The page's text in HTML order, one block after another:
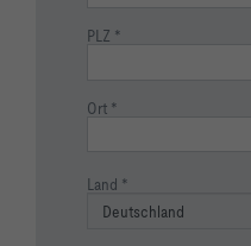
PLZ
Ort
Land